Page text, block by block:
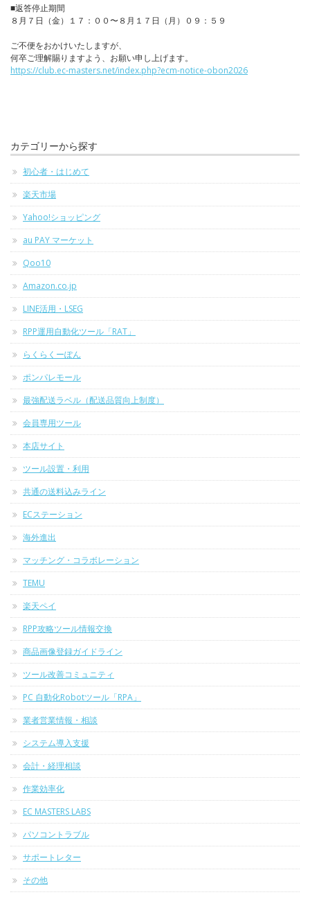
■返答停止期間
８月７日（金）１７：００〜８月１７日（月）０９：５９
ご不便をおかけいたしますが、
何卒ご理解賜りますよう、お願い申し上げます。
https://club.ec-masters.net/index.php?ecm-notice-obon2026
カテゴリーから探す
初心者・はじめて
楽天市場
Yahoo!ショッピング
au PAY マーケット
Qoo10
Amazon.co.jp
LINE活用・LSEG
RPP運用自動化ツール「RAT」
らくらくーぽん
ポンパレモール
最強配送ラベル（配送品質向上制度）
会員専用ツール
本店サイト
ツール設置・利用
共通の送料込みライン
ECステーション
海外進出
マッチング・コラボレーション
TEMU
楽天ペイ
RPP攻略ツール情報交換
商品画像登録ガイドライン
ツール改善コミュニティ
PC 自動化Robotツール「RPA」
業者営業情報・相談
システム導入支援
会計・経理相談
作業効率化
EC MASTERS LABS
パソコントラブル
サポートレター
その他